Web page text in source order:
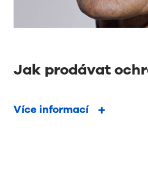
Jak prodávat
Více informací